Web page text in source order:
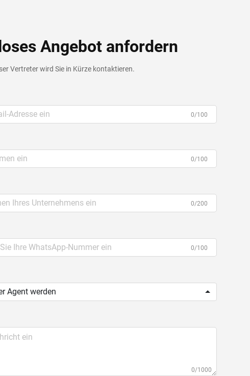
Angebot anfordern
Vertreter wird Sie in Kürze kontaktieren.
0/100
0/100
0/200
0/100
Agent werden
0/1000